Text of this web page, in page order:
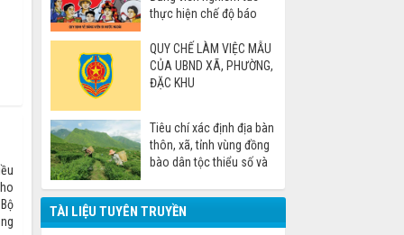
thực hiện chế độ báo
QUY CHẾ LÀM VIỆC MẪU
CỦA UBND XÃ, PHƯỜNG,
ĐẶC KHU
Tiêu chí xác định địa bàn
thôn, xã, tỉnh vùng đồng
bào dân tộc thiểu số và
TÀI LIỆU TUYÊN TRUYỀN